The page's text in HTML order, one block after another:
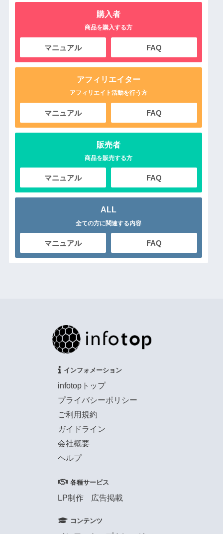
購入者
商品を購入する方
マニュアル FAQ
アフィリエイター
アフィリエイト活動を行う方
マニュアル FAQ
販売者
商品を販売する方
マニュアル FAQ
ALL
全ての方に関連する内容
マニュアル FAQ
インフォメーション
infotopトップ
プライバシーポリシー
ご利用規約
ガイドライン
会社概要
ヘルプ
各種サービス
LP制作 広告掲載
コンテンツ